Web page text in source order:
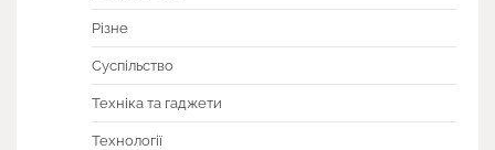
Різне
Суспільство
Техніка та гаджети
Технології